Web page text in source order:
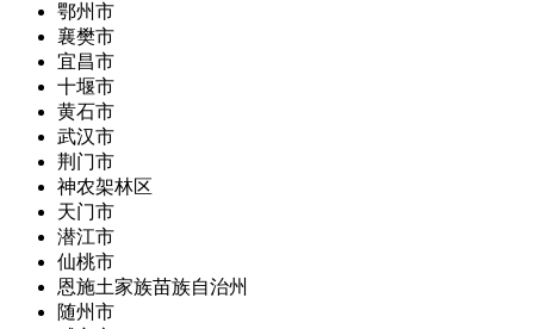
鄂州市
襄樊市
宜昌市
十堰市
黄石市
武汉市
荆门市
神农架林区
天门市
潜江市
仙桃市
恩施土家族苗族自治州
随州市